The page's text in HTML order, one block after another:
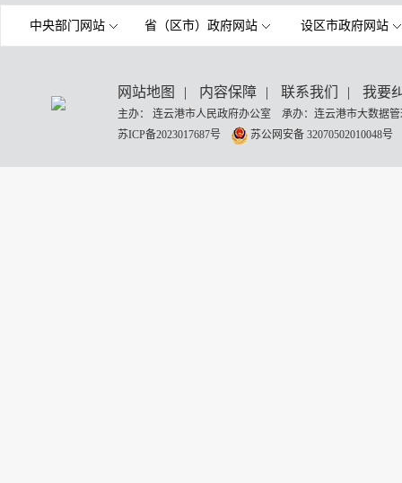
中央部门网站 省（区市）政府网站 设区市政府网站
网站地图 | 内容保障 | 联系我们 | 我要
主办： 连云港市人民政府办公室 承办：连云港市大数据
苏ICP备2023017687号
苏公网安备 32070502010048号